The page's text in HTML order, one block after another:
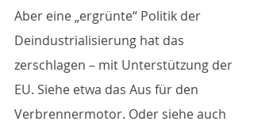
Aber eine „ergrünte“ Politik der
Deindustrialisierung hat das
zerschlagen – mit Unterstützung der
EU. Siehe etwa das Aus für den
Verbrennermotor. Oder siehe auch